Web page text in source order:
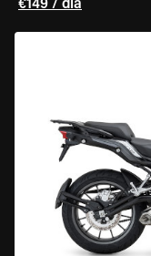
€149 / día